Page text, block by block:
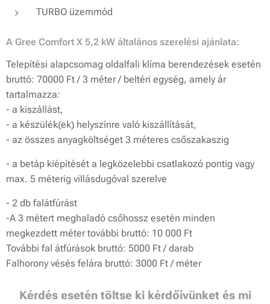
TURBO üzemmód
A Gree Comfort X 5,2 kW általános szerelési ajánlata:
Telepítési alapcsomag oldalfali klíma berendezések esetén
bruttó: 70000 Ft / 3 méter / beltéri egység, amely ár
tartalmazza:
- a kiszállást,
- a készülék(ek) helyszínre való kiszállítását,
- az összes anyagköltséget 3 méteres csőszakaszig
- a betáp kiépítését a legközelebbi csatlakozó pontig vagy
max. 5 méterig villásdugóval szerelve
- 2 db falátfúrást
-A 3 métert meghaladó csőhossz esetén minden
megkezdett méter további bruttó: 10 000 Ft
További fal átfúrások bruttó: 5000 Ft / darab
Falhorony vésés felára bruttó: 3000 Ft / méter
Kérdés esetén töltse ki kérdőívünket és mi